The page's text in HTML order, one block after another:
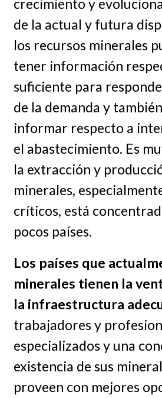
crecimiento y
de la actual y futura
los recursos minerales
tener información
suficiente para
de la demanda y
informar respecto a
el abastecimiento. Es
la extracción y
minerales,
críticos, está
pocos países.
Los países que
minerales tienen la
la infraestructura
trabajadores y
especializados y una
existencia de sus
proveen con mejores